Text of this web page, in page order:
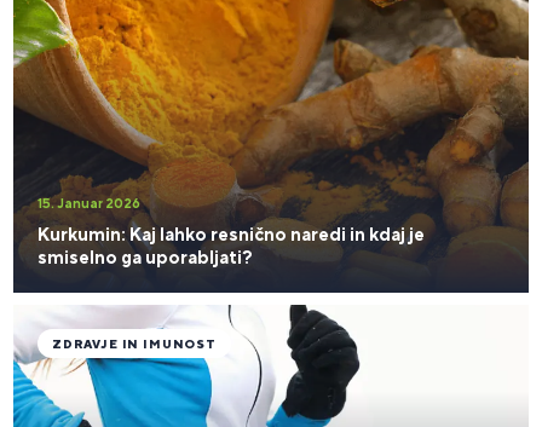
15. Januar 2026
Kurkumin: Kaj lahko resnično naredi in kdaj je
smiselno ga uporabljati?
ZDRAVJE IN IMUNOST